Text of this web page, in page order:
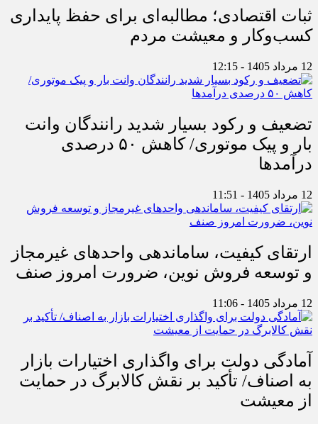
ثبات اقتصادی؛ مطالبه‌ای برای حفظ پایداری
کسب‌وکار و معیشت مردم
12 مرداد 1405 - 12:15
تضعیف و رکود بسیار شدید رانندگان وانت
بار و پیک موتوری/ کاهش ۵۰ درصدی
درآمدها
12 مرداد 1405 - 11:51
ارتقای کیفیت، ساماندهی واحدهای غیرمجاز
و توسعه فروش نوین، ضرورت امروز صنف
12 مرداد 1405 - 11:06
آمادگی دولت برای واگذاری اختیارات بازار
به اصناف/ تأکید بر نقش کالابرگ در حمایت
از معیشت